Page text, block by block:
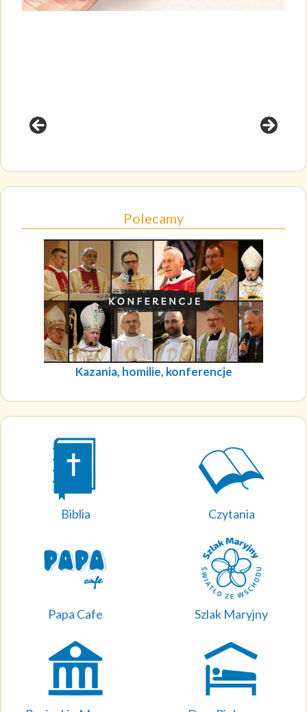
Polecamy
Kazania, homilie, konferencje
Biblia Czytania
Papa Cafe Szlak Maryjny